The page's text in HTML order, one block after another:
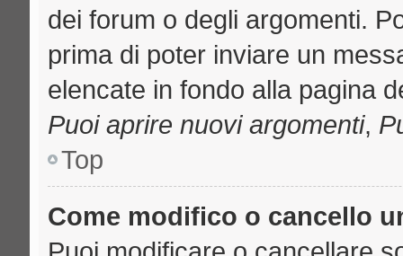
dei forum o degli argomenti.
prima di poter inviare un
elencate in fondo alla pagina
Puoi aprire nuovi argomenti,
Top
Come modifico o cancello